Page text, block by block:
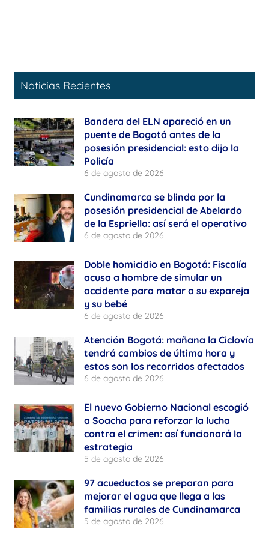
Noticias Recientes
Bandera del ELN apareció en un
puente de Bogotá antes de la
posesión presidencial: esto dijo la
Policía
6 de agosto de 2026
Cundinamarca se blinda por la
posesión presidencial de Abelardo
de la Espriella: así será el operativo
6 de agosto de 2026
Doble homicidio en Bogotá: Fiscalía
acusa a hombre de simular un
accidente para matar a su expareja
y su bebé
6 de agosto de 2026
Atención Bogotá: mañana la Ciclovía
tendrá cambios de última hora y
estos son los recorridos afectados
6 de agosto de 2026
El nuevo Gobierno Nacional escogió
a Soacha para reforzar la lucha
contra el crimen: así funcionará la
estrategia
5 de agosto de 2026
97 acueductos se preparan para
mejorar el agua que llega a las
familias rurales de Cundinamarca
5 de agosto de 2026